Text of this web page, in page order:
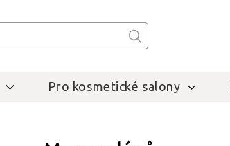
Pro kosmetické salony